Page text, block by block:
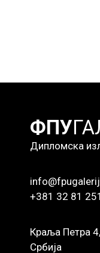
ФПУ
Дипломска
+381 32 81 251
Краља Петра
Србија